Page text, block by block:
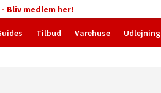
Bliv medlem her!
Tilbud Varehuse Udlejning